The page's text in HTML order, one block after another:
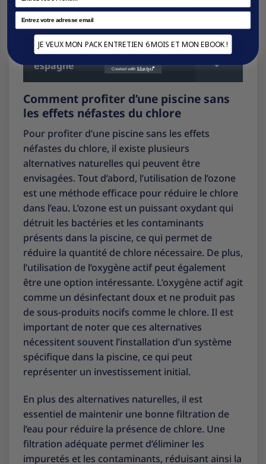
les effets néfastes du chlore sur votre santé.
Voir cette article spa de nage
espagne
Comment profiter d’une piscine sans
les effets néfastes du chlore
Pour profiter d’une piscine sans les effets
néfastes du chlore, il existe plusieurs
alternatives naturelles qui peuvent être
envisagées. Tout d’abord, l’utilisation de l’ozone
est une méthode efficace pour réduire le chlore
dans l’eau. L’ozone est un puissant oxydant qui
détruit les bactéries et les contaminants
présents dans la piscine, ce qui permet de
réduire la quantité de chlore nécessaire. De plus,
l’utilisation de l’oxygène actif peut également
être une option intéressante. L’oxygène actif agit
comme un désinfectant doux et ne produit pas
de sous-produits nocifs comme le chlore. Il est
important de noter que ces alternatives
nécessitent souvent l’installation d’un système
spécifique dans la piscine, ce qui peut
représenter un investissement initial.
En plus des alternatives naturelles, il est
essentiel de maintenir une bonne filtration de
l’eau pour réduire la présence de chlore. Une
filtration adéquate permet d’éliminer les
impuretés et les contaminants, réduisant ainsi la
Email
JE VEUX MON PACK ENTRETIEN 6 MOIS ET MON EBOOK !